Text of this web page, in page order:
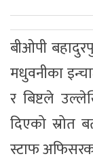
बीओपी
मधुवनीका
र बिष्टले
दिएको स्रोत
स्टाफ